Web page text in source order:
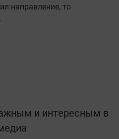
направление, то
и интересным в